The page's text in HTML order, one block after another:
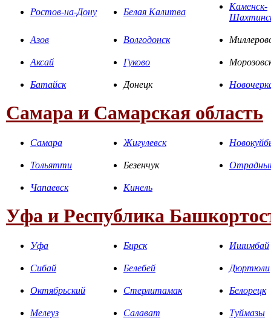
Ростов-на-Дону Белая Калитва
Каменск-
Азов Волгодонск
Аксай Гуково
Батайск Донецк
Самара и Самарская область
Самара Жигулевск
Тольятти Безенчук
Чапаевск Кинель
Уфа и Республика
Уфа Бирск Ишимбай
Сибай Белебей Дюртюли
Октябрьский Стерлитамак Белорецк
Мелеуз Салават Туймазы